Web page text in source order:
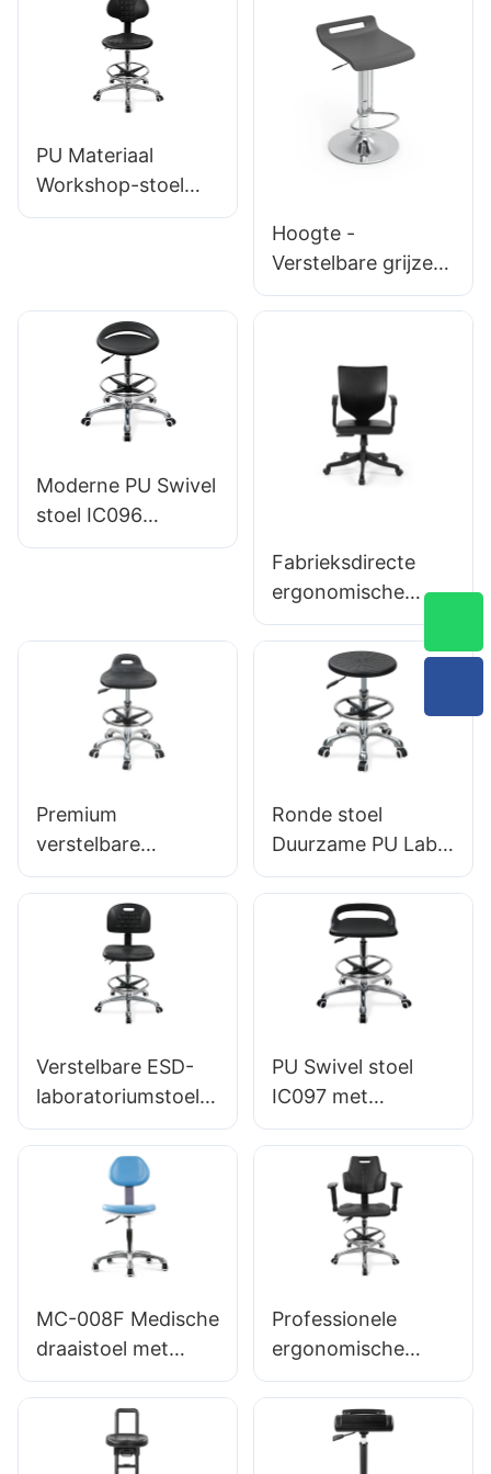
& armleuningen
verstelbare
voetring & 5-
sterrenbasis voor
gte Controle 5-
sterren
kantoor/laboratoriu
PU Materiaal
Workshop-stoel
met aanpasbare
Personaliseerde
Hoogte -
Verstelbare grijze
barkruk BC095 met
ruimtes
gepersonaliseerde
fabrikant Hewei
Moderne PU Swivel
stoel IC096
Hoogte-aanpassing
Perfect voor Office
& Studio -gebruik
Fabrieksdirecte
ergonomische
bureaustoel met
gegoten PU-
schuim IC091
HEWEI SEATING
Premium
verstelbare
branche stoel met
handgreep,
intergale
schuimstoel & PU
Lab Lab-ontlasting
Ontwerp Hoogte-
voetring &
verchroomde 5-
sterrenbasis voor
ultieme comfort
Ronde stoel
Duurzame PU Lab-
ontlasting IC013
met integrale
schuimstoel
Hoogte verstelbare
voetring & Nylon 5-
sterrenbasis voor
laboratoria Hewei
Verstelbare ESD-
laboratoriumstoel
Ic022 met
rugleuning,
hoogteregeling en
gaslift. Basisopties
voor statisch
gevoelige
PU Swivel stoel
IC097 met
hoogteaanpassing
stabiel 5-
sterrenbasis
perfect voor
kantoorstudio
MC-008F Medische
draaistoel met
optimale
lendensteun, 360°
in hoogte
verstelbaar voor
Professionele
ergonomische
draaistoel met PU-
rugleuning en
armleuningen,